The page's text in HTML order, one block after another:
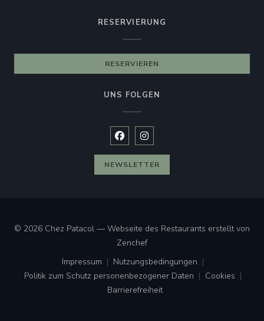
RESERVIERUNG
RESERVIEREN
UNS FOLGEN
Facebook ((öffnet ein neues
Instagram ((öffnet ein neues
NEWSLETTER
© 2026 Chez Patacol — Webseite des Restaurants erstellt von
Zenchef((öffnet ein neues Fenster))
Impressum
((öffnet ein neues Fenster))
Nutzungsbedingungen
((öffnet ein neues Fenster))
Politik zum Schutz personenbezogener Daten
((öffnet ein neues Fenster))
Cookies
((öffnet
Barrierefreiheit
((öffnet ein neues Fenster))